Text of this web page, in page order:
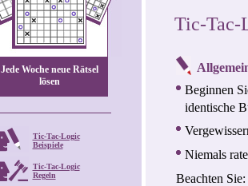
Jede Woche neue Rätsel
lösen
Tic-Tac-Logic
Beispiele
Tic-Tac-Logic
Regeln
Tic-Tac-
Beginnen
identische
Niemals
Beachten